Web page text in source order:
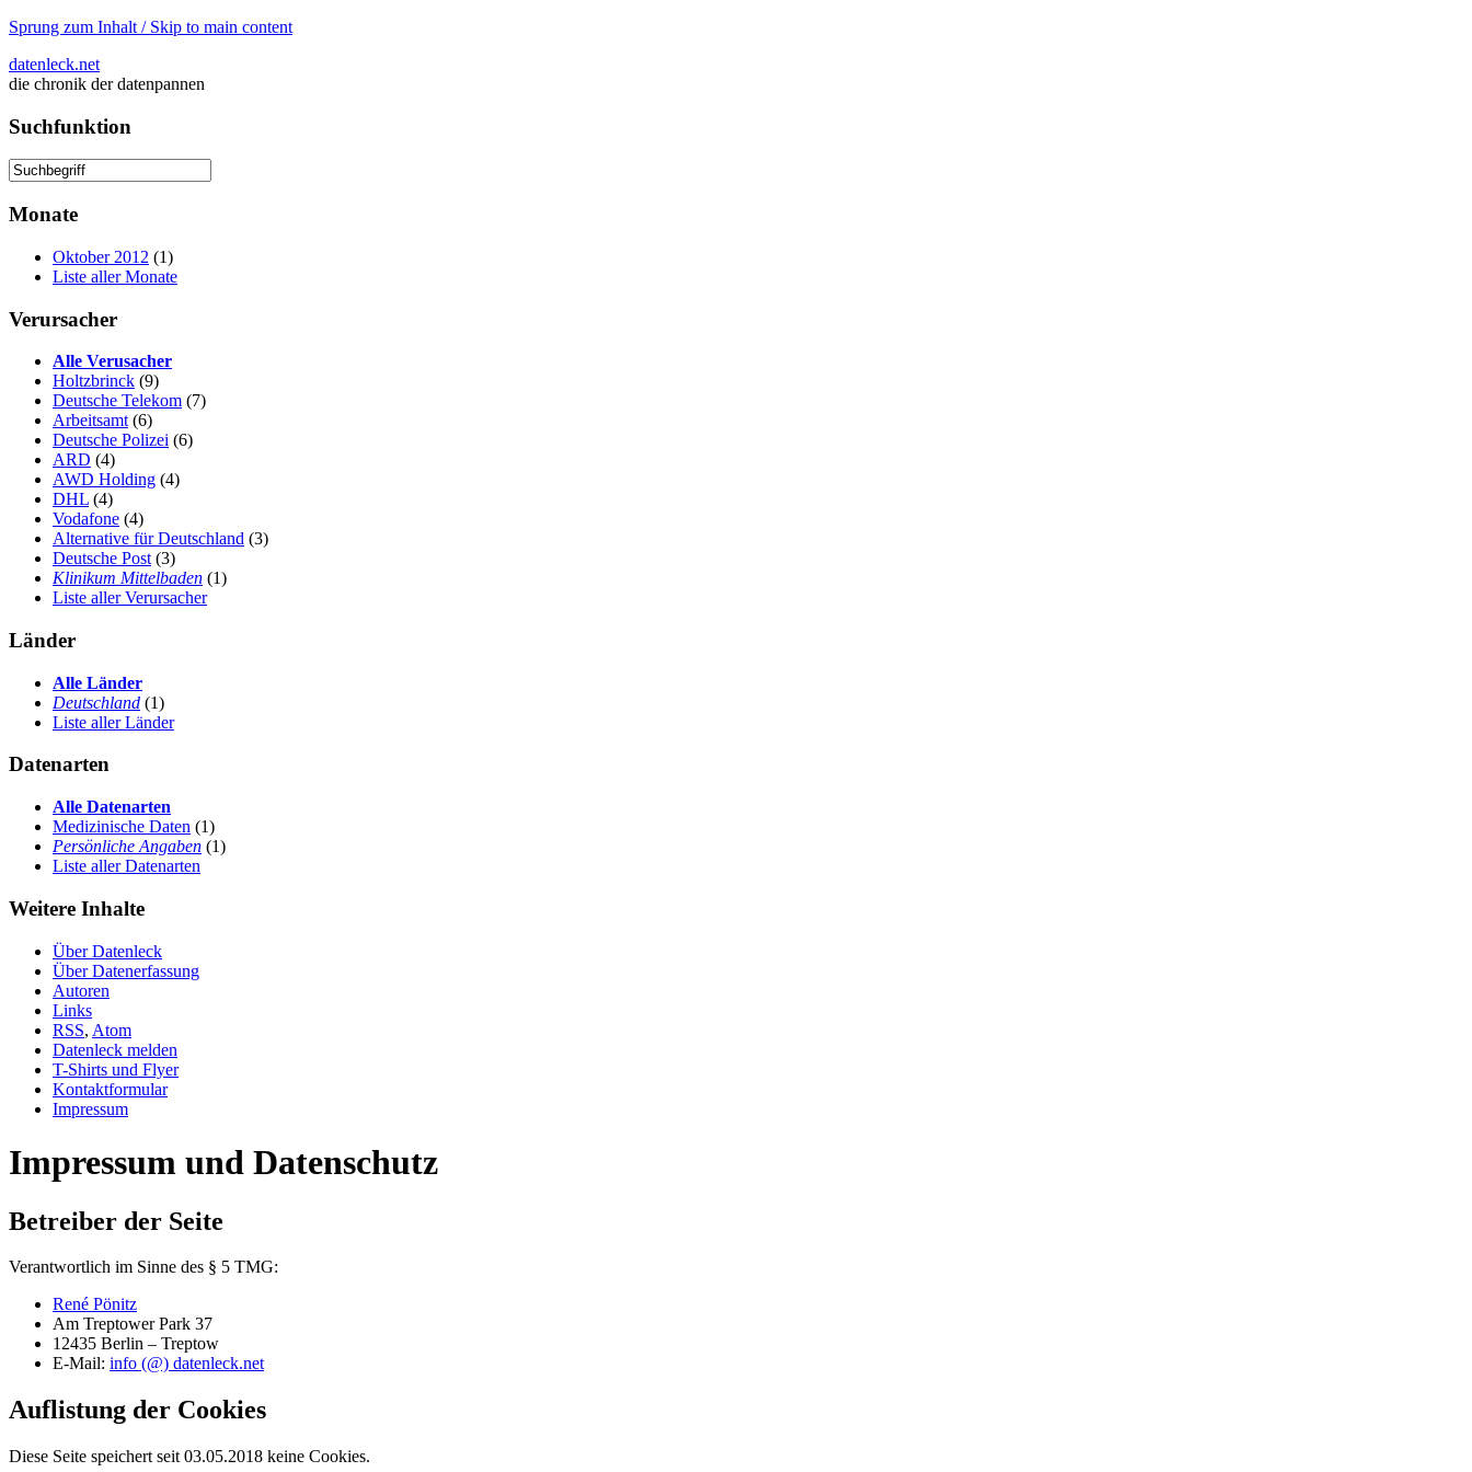
Sprung zum Inhalt / Skip to main content
datenleck.net
die chronik der datenpannen
Suchfunktion
Monate
Oktober 2012 (1)
Liste aller Monate
Verursacher
Alle Verusacher
Holtzbrinck (9)
Deutsche Telekom (7)
Arbeitsamt (6)
Deutsche Polizei (6)
ARD (4)
AWD Holding (4)
DHL (4)
Vodafone (4)
Alternative für Deutschland (3)
Deutsche Post (3)
Klinikum Mittelbaden (1)
Liste aller Verursacher
Länder
Alle Länder
Deutschland (1)
Liste aller Länder
Datenarten
Alle Datenarten
Medizinische Daten (1)
Persönliche Angaben (1)
Liste aller Datenarten
Weitere Inhalte
Über Datenleck
Über Datenerfassung
Autoren
Links
RSS, Atom
Datenleck melden
T-Shirts und Flyer
Kontaktformular
Impressum
Impressum und Datenschutz
Betreiber der Seite
Verantwortlich im Sinne des § 5 TMG:
René Pönitz
Am Treptower Park 37
12435 Berlin – Treptow
E-Mail: info (@) datenleck.net
Auflistung der Cookies
Diese Seite speichert seit 03.05.2018 keine Cookies.